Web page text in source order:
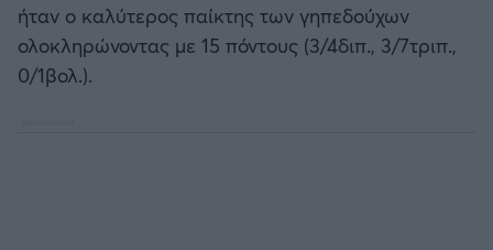
ήταν ο καλύτερος παίκτης των γηπεδούχων
ολοκληρώνοντας με 15 πόντους (3/4διπ., 3/7τριπ.,
0/1βολ.).